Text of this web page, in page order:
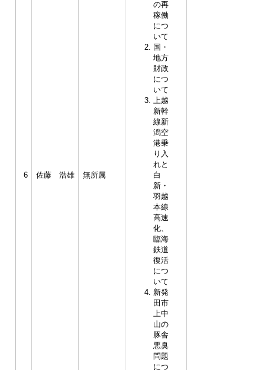
6 佐藤 浩雄 無所属
の再
稼働
につ
いて
国・
地方
財政
につ
いて
上越
新幹
線新
潟空
港乗
り入
れと
白
新・
羽越
本線
高速
化、
臨海
鉄道
復活
につ
いて
新発
田市
上中
山の
豚舎
悪臭
問題
につ